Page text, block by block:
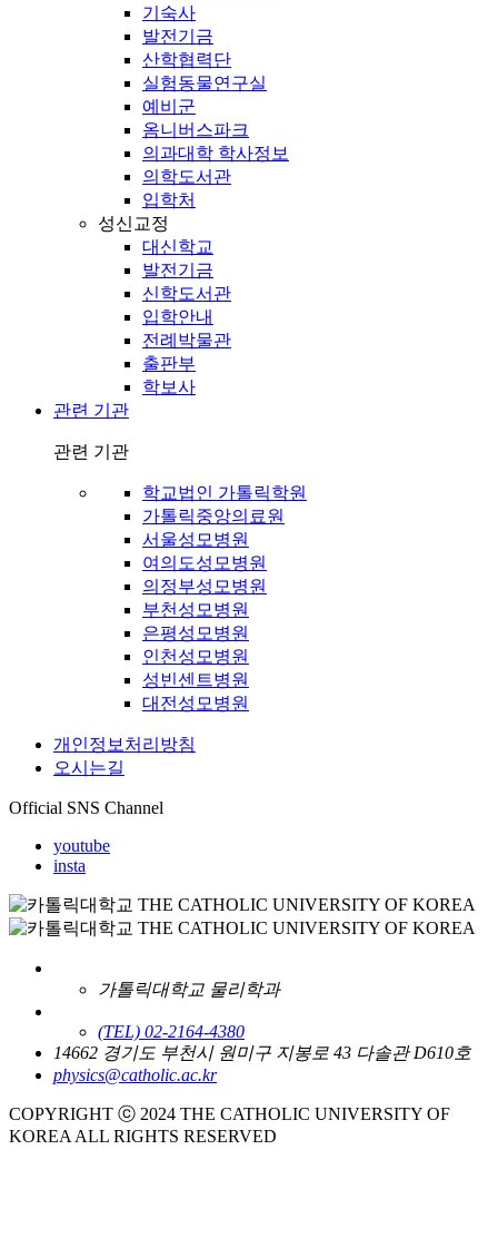
기숙사
발전기금
산학협력단
실험동물연구실
예비군
옴니버스파크
의과대학 학사정보
의학도서관
입학처
성신교정
대신학교
발전기금
신학도서관
입학안내
전례박물관
출판부
학보사
관련 기관
관련 기관
학교법인 가톨릭학원
가톨릭중앙의료원
서울성모병원
여의도성모병원
의정부성모병원
부천성모병원
은평성모병원
인천성모병원
성빈센트병원
대전성모병원
개인정보처리방침
오시는길
Official SNS Channel
youtube
insta
가톨릭대학교 물리학과
(TEL) 02-2164-4380
14662 경기도 부천시 원미구 지봉로 43 다솔관 D610호
physics@catholic.ac.kr
COPYRIGHT ⓒ 2024 THE CATHOLIC UNIVERSITY OF
KOREA ALL RIGHTS RESERVED